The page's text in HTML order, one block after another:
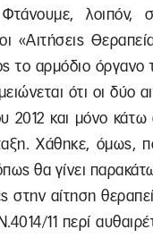
Φτάνουμε,
«Αιτήσεις
το αρμόδιο
ότι οι δύο
2012 και μόνο
Χάθηκε, όμως,
θα γίνει
στην αίτηση
11 περί